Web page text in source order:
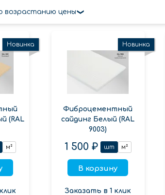
возрастанию цены
(RAL
м²
Новинка
Фиброцементный
сайдинг Белый (RAL
9003)
1 500 ₽ шт м²
В корзину
Заказать в 1 клик
Новинка